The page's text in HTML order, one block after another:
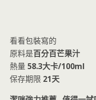
看看包裝寫的
原料是百分百芒果汁
熱量 58.3大卡/100ml
保存期限 21天